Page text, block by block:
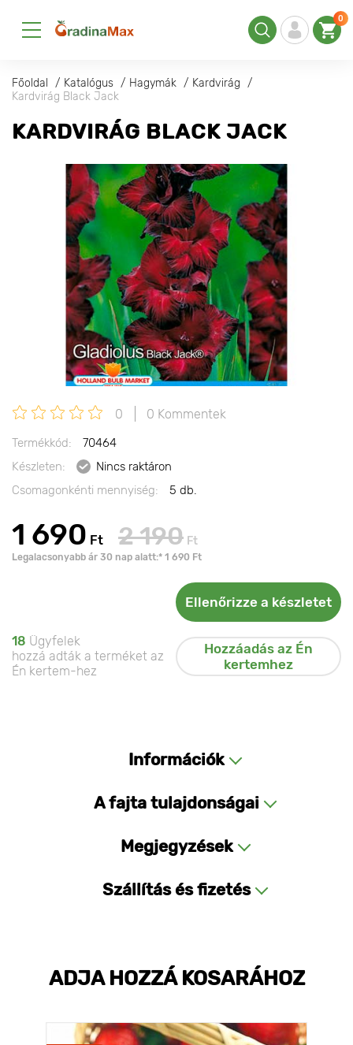
0
Főoldal Katalógus Hagymák
Kardvirág
Kardvirág Black Jack
KARDVIRÁG BLACK JACK
0 0 Kommentek
Termékkód:
70464
Készleten:
Nincs raktáron
Csomagonkénti mennyiség:
5 db.
1 690 Ft 2 190 Ft
Legalacsonyabb ár 30 nap alatt:* 1 690 Ft
Ellenőrizze a készletet
18 Ügyfelek
hozzá adták a terméket az
Én kertem-hez
Hozzáadás az Én
kertemhez
Információk
A fajta tulajdonságai
Megjegyzések
Szállítás és fizetés
ADJA HOZZÁ KOSARÁHOZ